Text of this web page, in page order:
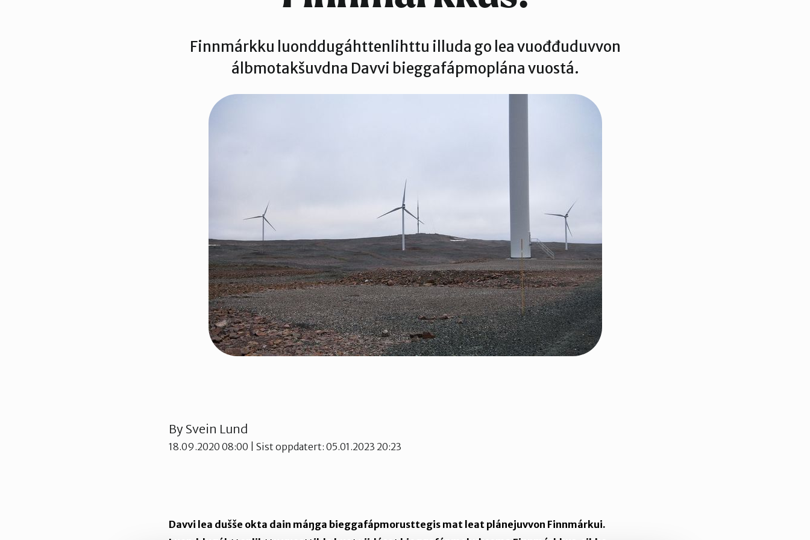
Finnmárkku luonddugáhttenlihttu illuda go lea vuođđuduvvon
álbmotakšuvdna Davvi bieggafápmoplána vuostá.
By Svein Lund
18.09.2020 08:00 | Sist oppdatert: 05.01.2023 20:23
Davvi lea dušše okta dain máŋga bieggafápmorusttegis mat leat plánejuvvon Finnmárkui.